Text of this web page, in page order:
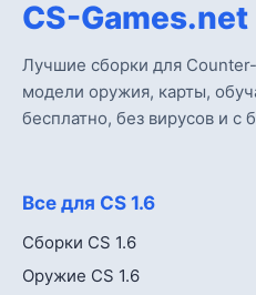
CS-Games.net
Лучшие сборки для
модели оружия, карты,
бесплатно, без вирусов и с
Все для CS 1.6
Сборки CS 1.6
Оружие CS 1.6